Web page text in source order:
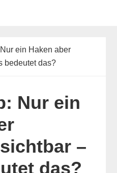
ein Haken aber
bedeutet das?
Nur ein
–
das?